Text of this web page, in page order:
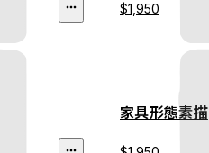
$1,950
家具形態素描